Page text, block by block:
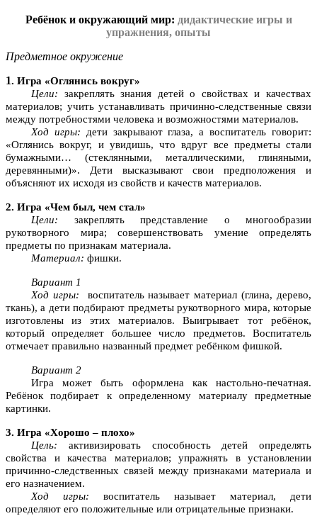
Ребёнок и окружающий мир: дидактические игры и
упражнения, опыты
Предметное окружение
1. Игра «Оглянись вокруг»
Цели: закреплять знания детей о свойствах и качествах
материалов; учить устанавливать причинно-следственные связи
между потребностями человека и возможностями материалов.
Ход игры: дети закрывают глаза, а воспитатель говорит:
«Оглянись вокруг, и увидишь, что вдруг все предметы стали
бумажными… (стеклянными, металлическими, глиняными,
деревянными)». Дети высказывают свои предположения и
объясняют их исходя из свойств и качеств материалов.
2. Игра «Чем был, чем стал»
Цели: закреплять представление о многообразии
рукотворного мира; совершенствовать умение определять
предметы по признакам материала.
Материал: фишки.
Вариант 1
Ход игры:
воспитатель называет материал (глина, дерево,
ткань), а дети подбирают предметы рукотворного мира, которые
изготовлены из этих материалов. Выигрывает тот ребёнок,
который определяет большее число предметов. Воспитатель
отмечает правильно названный предмет ребёнком фишкой.
Вариант 2
Игра может быть оформлена как настольно-печатная.
Ребёнок подбирает к определенному материалу предметные
картинки.
3. Игра «Хорошо – плохо»
Цель: активизировать способность детей определять
свойства и качества материалов; упражнять в установлении
причинно-следственных связей между признаками материала и
его назначением.
Ход игры: воспитатель называет материал, дети
определяют его положительные или отрицательные признаки.